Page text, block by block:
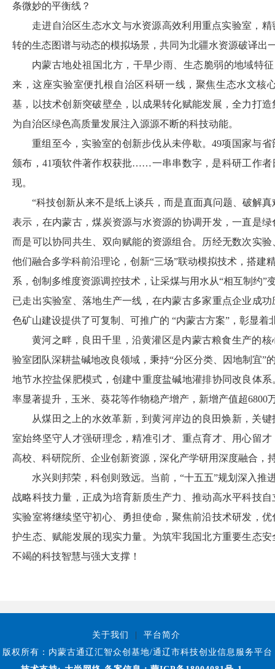
条微妙的平衡线？
走进自治区生态水文与水资源高效利用重点实验室，
转的生态图谱与动态的模拟场景，共同为北疆水资源破译出
内蒙古地处祖国北方，干旱少雨、生态脆弱的地域特
来，这座实验室便扎根自治区科研一线，聚焦生态水文
基，以技术创新突破壁垒，以成果转化赋能发展，全力打
为自治区绿色高质量发展注入源源不断的科技动能。
重组至今，实验室的创新步伐从未停歇。49项国家与
颁布，41项软件著作权获批……一串串数字，是科研工作
现。
“科技创新从来不是纸上谈兵，而是直面真问题、破解
表示，在内蒙古，煤炭资源与水资源的协调开发，一直是
而是可以协同共生、双向赋能的资源组合。历经无数次实
他们融合多学科前沿理论，创新“三场”联动模拟技术，搭
系，创制多维度资源调控技术，让采煤与用水从“相互制约”
已走出实验室、落地生产一线，在内蒙古多家重点企业成
色矿山建设提供了可复制、可推广的 “内蒙古方案”，彰显着
黄河之畔，良田千里，沿黄灌区是内蒙古粮食生产的
验室团队深耕盐碱地改良领域，秉持“分区分类、因地制宜
地节水控盐保肥模式，创建中重度盐碱地灌排协同改良体
率显著提升，玉米、葵花等作物稳产增产，新增产值超6800
从煤田之上的水效革新，到黄河岸边的良田焕新，关
室始终坚守人才强研理念，精准引才、重点育才、用心留
高校、科研院所、企业创新资源，深化产学研用深度融合，
水兴则邦荣，科创则致远。当前，“十五五”规划深入推
战略科技力量，正成为培育新质生产力、推动高水平科技
实验室将继续坚守初心、勇担使命，聚焦前沿技术研发，
护生态、赋能发展的现实力量。为筑牢我国北方重要生态
不竭的科技智慧与强大支撑！
关于我们
平台简介
版权所有：内蒙古通辽汇智众创基地/通辽市科技创业信息服务平台